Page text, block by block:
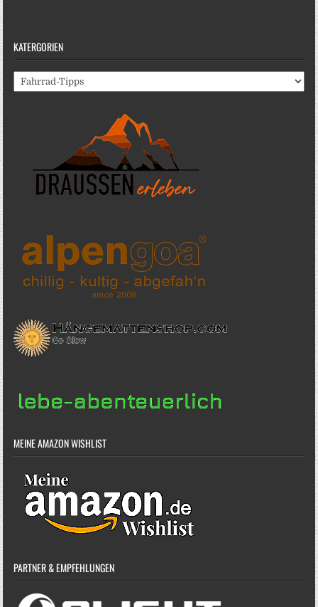
KATERGORIEN
Katergorien
MEINE AMAZON WISHLIST
PARTNER & EMPFEHLUNGEN